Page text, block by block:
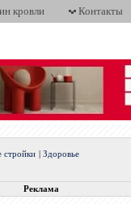
кровли Контакты
стройки |Здоровье
Реклама